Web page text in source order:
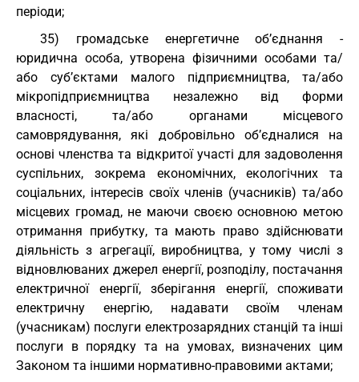
періоди;
35) громадське енергетичне об’єднання -
юридична особа, утворена фізичними особами та/
або суб’єктами малого підприємництва, та/або
мікропідприємництва незалежно від форми
власності, та/або органами місцевого
самоврядування, які добровільно об’єдналися на
основі членства та відкритої участі для задоволення
суспільних, зокрема економічних, екологічних та
соціальних, інтересів своїх членів (учасників) та/або
місцевих громад, не маючи своєю основною метою
отримання прибутку, та мають право здійснювати
діяльність з агрегації, виробництва, у тому числі з
відновлюваних джерел енергії, розподілу, постачання
електричної енергії, зберігання енергії, споживати
електричну енергію, надавати своїм членам
(учасникам) послуги електрозарядних станцій та інші
послуги в порядку та на умовах, визначених цим
Законом та іншими нормативно-правовими актами;